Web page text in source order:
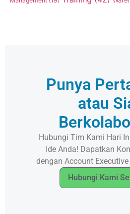
Punya
atau
Hubungi Tim Kami Hari
Ide Anda! Dapatkan
dengan Account
Hubungi Kami